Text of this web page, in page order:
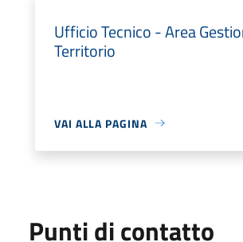
Ufficio Tecnico - Area
Territorio
VAI ALLA PAGINA
Punti di contatto